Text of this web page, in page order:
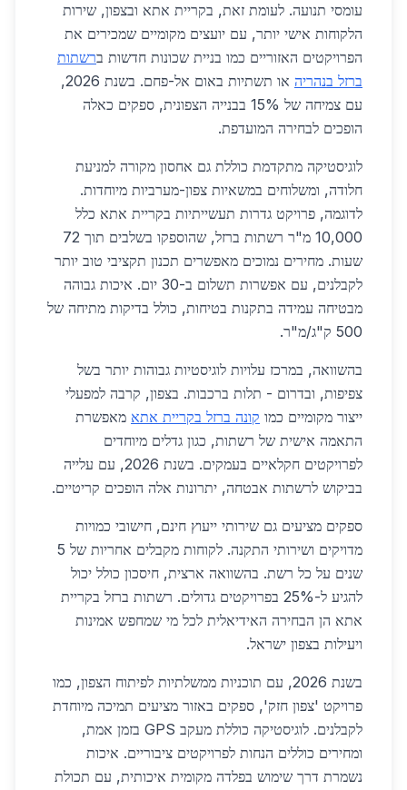
עומסי תנועה. לעומת זאת, בקריית אתא ובצפון, שירות
הלקוחות אישי יותר, עם יועצים מקומיים שמכירים את
הפרויקטים האזוריים כמו בניית שכונות חדשות ברשתות
ברזל בנהריה
או תשתיות באום אל-פחם. בשנת 2026,
עם צמיחה של 15% בבנייה הצפונית, ספקים כאלה
הופכים לבחירה המועדפת.
לוגיסטיקה מתקדמת כוללת גם אחסון מקורה למניעת
חלודה, ומשלוחים במשאיות צפון-מערביות מיוחדות.
לדוגמה, פרויקט גדרות תעשייתיות בקריית אתא כלל
10,000 מ"ר רשתות ברזל, שהוספקו בשלבים תוך 72
שעות. מחירים נמוכים מאפשרים תכנון תקציבי טוב יותר
לקבלנים, עם אפשרות תשלום ב-30 יום. איכות גבוהה
מבטיחה עמידה בתקנות בטיחות, כולל בדיקות מתיחה של
500 ק"ג/מ"ר.
בהשוואה, במרכז עלויות לוגיסטיות גבוהות יותר בשל
צפיפות, ובדרום - תלות ברכבות. בצפון, קרבה למפעלי
ייצור מקומיים כמו קונה ברזל בקריית אתא מאפשרת
התאמה אישית של רשתות, כגון גדלים מיוחדים
לפרויקטים חקלאיים בעמקים. בשנת 2026, עם עלייה
בביקוש לרשתות אבטחה, יתרונות אלה הופכים קריטיים.
ספקים מציעים גם שירותי ייעוץ חינם, חישובי כמויות
מדויקים ושירותי התקנה. לקוחות מקבלים אחריות של 5
שנים על כל רשת. בהשוואה ארצית, חיסכון כולל יכול
להגיע ל-25% בפרויקטים גדולים. רשתות ברזל בקריית
אתא הן הבחירה האידיאלית לכל מי שמחפש אמינות
ויעילות בצפון ישראל.
בשנת 2026, עם תוכניות ממשלתיות לפיתוח הצפון, כמו
פרויקט 'צפון חזק', ספקים באזור מציעים תמיכה מיוחדת
לקבלנים. לוגיסטיקה כוללת מעקב GPS בזמן אמת,
ומחירים כוללים הנחות לפרויקטים ציבוריים. איכות
נשמרת דרך שימוש בפלדה מקומית איכותית, עם תכולת